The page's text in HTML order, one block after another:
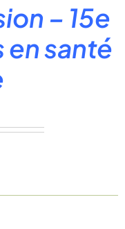
– 15e
santé